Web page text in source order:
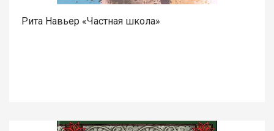
Рита Навьер «Частная школа»